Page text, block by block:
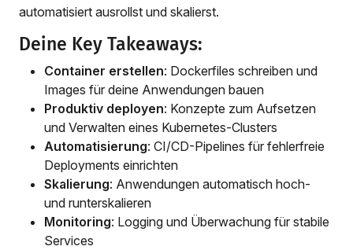
automatisiert ausrollst und skalierst.
Deine Key Takeaways:
Container erstellen: Dockerfiles schreiben und
Images für deine Anwendungen bauen
Produktiv deployen: Konzepte zum Aufsetzen
und Verwalten eines Kubernetes-Clusters
Automatisierung: CI/CD-Pipelines für fehlerfreie
Deployments einrichten
Skalierung: Anwendungen automatisch hoch-
und runterskalieren
Monitoring: Logging und Überwachung für stabile
Services